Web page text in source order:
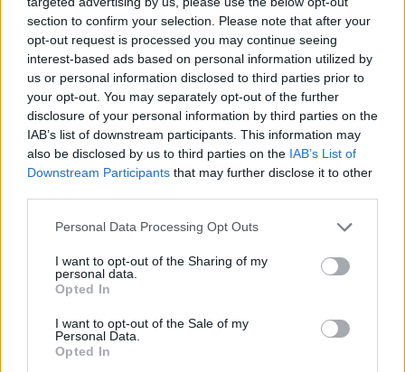
section to confirm your selection. Please note that after your
opt-out request is processed you may continue seeing
interest-based ads based on personal information utilized by
us or personal information disclosed to third parties prior to
your opt-out. You may separately opt-out of the further
disclosure of your personal information by third parties on the
IAB’s list of downstream participants. This information may
also be disclosed by us to third parties on the IAB’s List of
Downstream Participants that may further disclose it to other
Personal Data Processing Opt Outs
I want to opt-out of the Sharing of my
personal data.
Opted In
I want to opt-out of the Sale of my
Personal Data.
Opted In